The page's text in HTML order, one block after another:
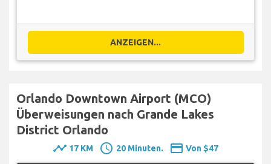
ANZEIGEN...
Orlando Downtown Airport (MCO)
Überweisungen nach Grande Lakes
District Orlando
timeline 17 KM schedule 20 Minuten. payment Von $47